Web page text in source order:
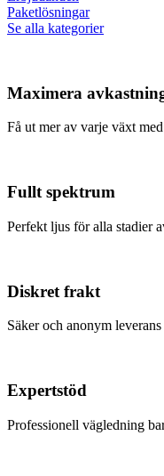
Paketlösningar
Se alla kategorier
Maximera
Få ut mer av varje växt
Fullt spektrum
Perfekt ljus för alla stadier
Diskret frakt
Säker och anonym
Expertstöd
Professionell vägledning